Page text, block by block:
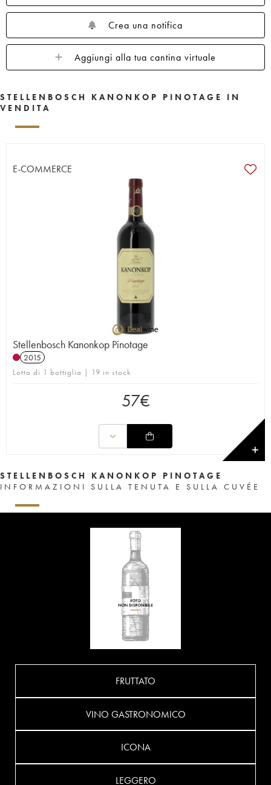
Crea una notifica
Aggiungi alla tua cantina virtuale
STELLENBOSCH KANONKOP PINOTAGE IN
VENDITA
E-COMMERCE
Stellenbosch Kanonkop Pinotage
2015
Lotto di 1 bottiglia | 19 in stock
57€
✕
STELLENBOSCH KANONKOP PINOTAGE
INFORMAZIONI SULLA TENUTA E SULLA CUVÉE
FRUTTATO
VINO GASTRONOMICO
ICONA
LEGGERO